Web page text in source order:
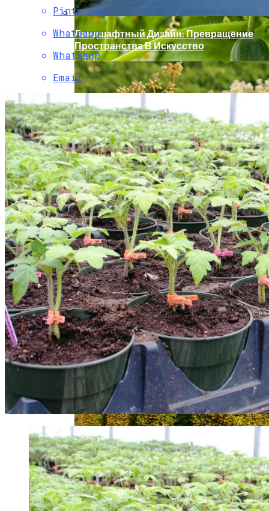
«Скорая Помощь» Для Огурцов:
Профилактика И Лечение Болезней
Чем Подкормить Лук
Ландшафтный Дизайн: Превращение
Пространства В Искусство
Какие Цветы Украсят Альпинарий?
Pinterest
Whatsapp
Whatsapp
Email